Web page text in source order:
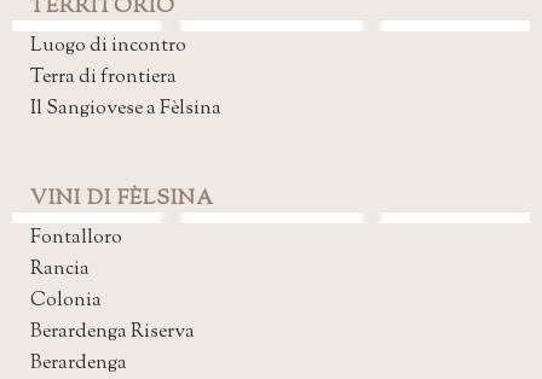
TERRITORIO
Luogo di incontro
Terra di frontiera
Il Sangiovese a Fèlsina
VINI DI FÈLSINA
Fontalloro
Rancia
Colonia
Berardenga Riserva
Berardenga